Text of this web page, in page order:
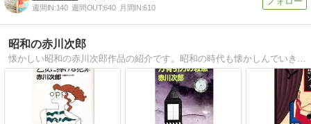
週間IN:140 週間OUT:640 月間IN:610
昭和の赤川次郎
懐かしい昭和の赤川次郎作品の紹介です。昭和の時代も懐かしんでいきます。